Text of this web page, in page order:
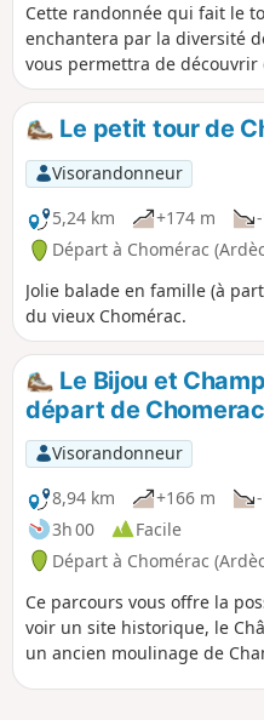
Cette randonnée qui fait le
enchantera par la diversité
vous permettra de
géologiques : bloc de
Le petit tour de
Visorandonneur
5,24 km
+174 m
Départ à Chomérac
Jolie balade en famille (à
du vieux Chomérac.
Le Bijou et
départ de Chomerac
Visorandonneur
8,94 km
+166 m
3h 00
Facile
Départ à Chomérac
Ce parcours vous offre la
voir un site historique, le
un ancien moulinage de